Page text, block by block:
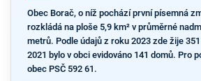
Obec Borač, o níž pochází první písemná
rozkládá na ploše 5,9 km² v průměrné
metrů. Podle údajů z roku 2023 zde žije
2021 bylo v obci evidováno 141 domů. Pro
obec PSČ 592 61.